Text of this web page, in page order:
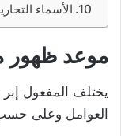
الأسماء
موعد ظهور
يختلف المفعول
العوامل وعلى